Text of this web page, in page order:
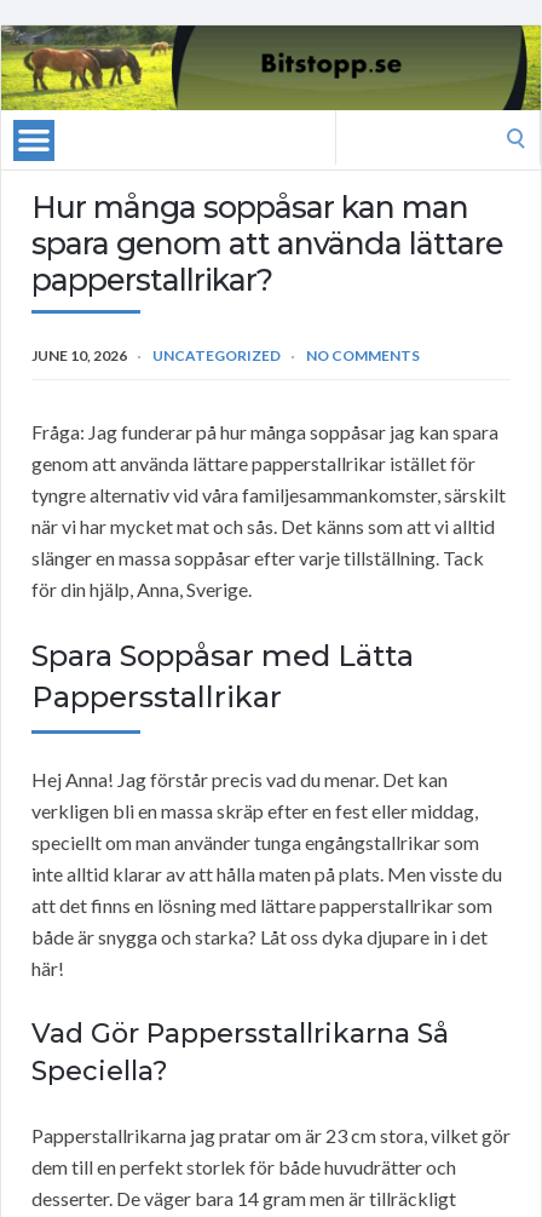
Hur många soppåsar kan man
spara genom att använda lättare
papperstallrikar?
JUNE 10, 2026 UNCATEGORIZED NO COMMENTS
Fråga: Jag funderar på hur många soppåsar jag kan spara
genom att använda lättare papperstallrikar istället för
tyngre alternativ vid våra familjesammankomster, särskilt
när vi har mycket mat och sås. Det känns som att vi alltid
slänger en massa soppåsar efter varje tillställning. Tack
för din hjälp, Anna, Sverige.
Spara Soppåsar med Lätta
Pappersstallrikar
Hej Anna! Jag förstår precis vad du menar. Det kan
verkligen bli en massa skräp efter en fest eller middag,
speciellt om man använder tunga engångstallrikar som
inte alltid klarar av att hålla maten på plats. Men visste du
att det finns en lösning med lättare papperstallrikar som
både är snygga och starka? Låt oss dyka djupare in i det
här!
Vad Gör Pappersstallrikarna Så
Speciella?
Papperstallrikarna jag pratar om är 23 cm stora, vilket gör
dem till en perfekt storlek för både huvudrätter och
desserter. De väger bara 14 gram men är tillräckligt